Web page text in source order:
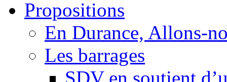
Propositions
En Durance, Allons-
Les barrages